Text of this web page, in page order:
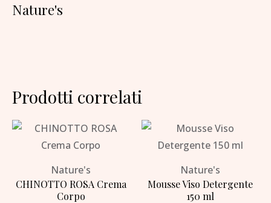
Nature's
Prodotti correlati
Nature's
CHINOTTO ROSA Crema
Corpo
Nature's
Mousse Viso Detergente
150 ml